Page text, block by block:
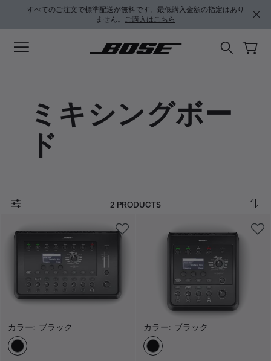
メインコンテンツに移動
サポートチャットに移動する
フッターコンテンツに移動
アクセシビリティ声明に移動する
すべてのご注文で標準配送が無料です。最低購入金額の指定はあり
ません。 ご購入はこちら
ミキシングボー
ド
2 PRODUCTS
カラー: ブラック
カラーの選択
カラー: ブラック
カラーの選択